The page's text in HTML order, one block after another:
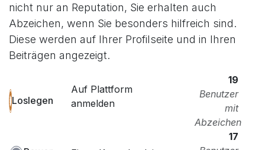
nicht nur an Reputation, Sie erhalten auch
Abzeichen, wenn Sie besonders hilfreich sind.
Diese werden auf Ihrer Profilseite und in Ihren
Beiträgen angezeigt.
Loslegen
Auf Plattform
anmelden
19
Benutzer
mit
Abzeichen
17